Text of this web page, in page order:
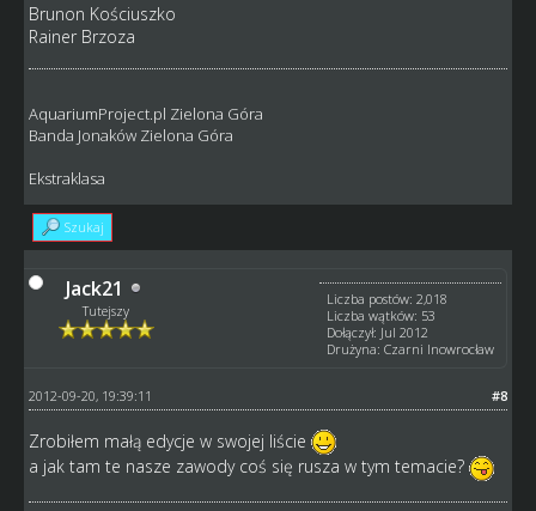
Brunon Kościuszko
Rainer Brzoza
AquariumProject.pl Zielona Góra
Banda Jonaków Zielona Góra
Ekstraklasa
Szukaj
Jack21
Tutejszy
Liczba postów: 2,018
Liczba wątków: 53
Dołączył: Jul 2012
Drużyna: Czarni Inowrocław
#8
2012-09-20, 19:39:11
Zrobiłem małą edycje w swojej liście
a jak tam te nasze zawody coś się rusza w tym temacie?